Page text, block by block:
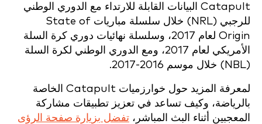
Catapult البيانات القابلة للارتداء مع الدوري الوطني
للرجبي (NRL) خلال سلسلة مباريات State of
Origin لعام 2017، وسلسلة نهائيات دوري كرة السلة
الأمريكي لعام 2017، ومع الدوري الوطني لكرة السلة
(NBL) خلال موسم 2016-2017.
لمعرفة المزيد حول خوارزميات Catapult الخاصة
بالرياضة، وكيف تساعد في تعزيز تطبيقات مشاركة
المعجبين أثناء البث المباشر، تفضل بزيارة صفحة الرؤى